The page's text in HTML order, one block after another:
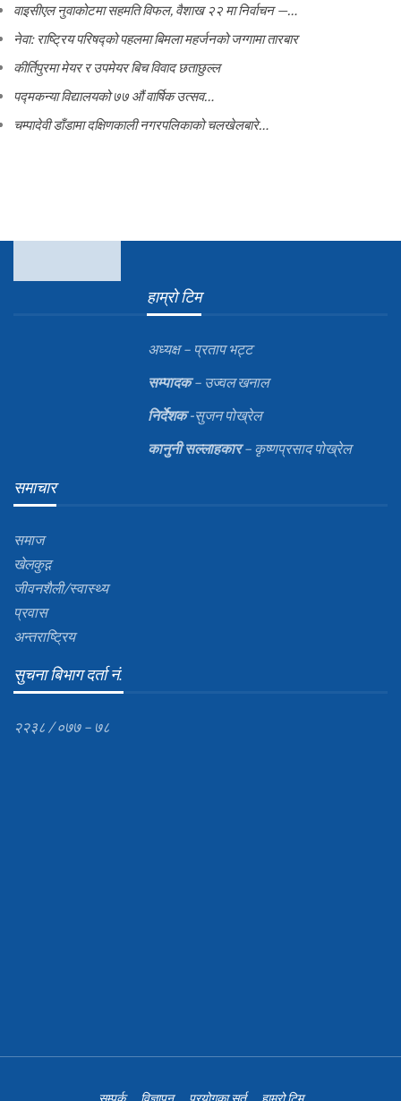
वाइसीएल नुवाकोटमा सहमति विफल, वैशाख २२ मा निर्वाचन —…
नेवा: राष्ट्रिय परिषद्को पहलमा बिमला महर्जनको जग्गामा तारबार
कीर्तिपुरमा मेयर र उपमेयर बिच विवाद छताछुल्ल
पद्मकन्या विद्यालयको ७७ औं ‌‌वार्षिक ‌उत्सव…
चम्पादेवी डाँडामा दक्षिणकाली नगरपलिकाको चलखेलबारे…
हाम्रो टिम
अध्यक्ष – प्रताप भट्ट
सम्पादक– उज्वल खनाल
निर्देशक-सुजन पोख्रेल
कानुनी सल्लाहकार– कृष्णप्रसाद पोख्रेल
समाचार
समाज
खेलकुद़़
जीवनशैली/स्वास्थ्य
प्रवास
अन्तराष्ट्रिय
सुचना बिभाग दर्ता नं.
२२३८ / ०७७ – ७८